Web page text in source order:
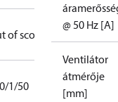
of scope
1/50
@ 50 Hz [A]
Ventilátor
átmérője
[mm]